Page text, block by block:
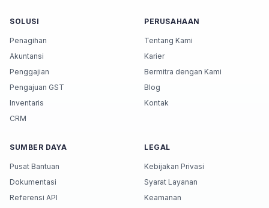
SOLUSI
Penagihan
Akuntansi
Penggajian
Pengajuan GST
Inventaris
CRM
PERUSAHAAN
Tentang Kami
Karier
Bermitra dengan Kami
Blog
Kontak
SUMBER DAYA
Pusat Bantuan
Dokumentasi
Referensi API
LEGAL
Kebijakan Privasi
Syarat Layanan
Keamanan